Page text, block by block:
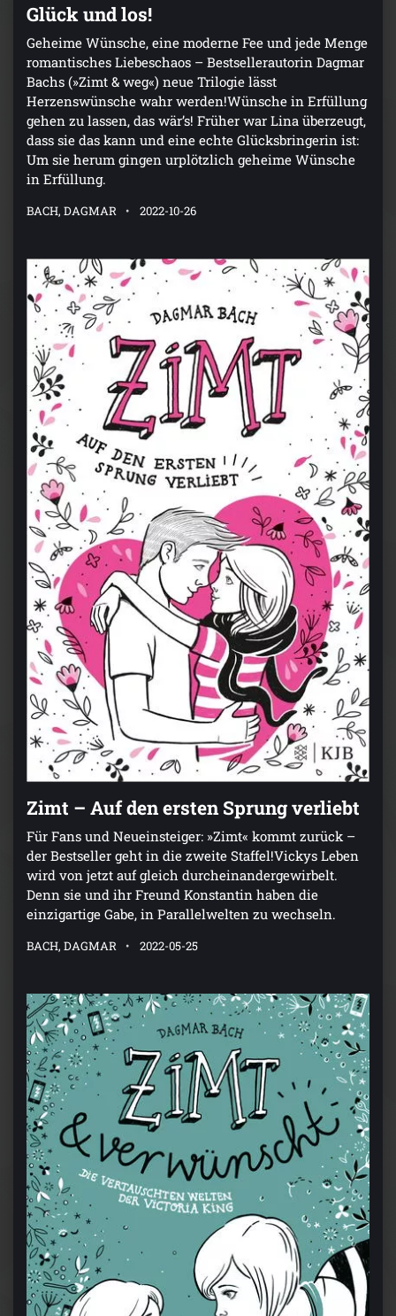
Glück und los!
Geheime Wünsche, eine moderne Fee und jede Menge
romantisches Liebeschaos – Bestsellerautorin Dagmar
Bachs (»Zimt & weg«) neue Trilogie lässt
Herzenswünsche wahr werden!Wünsche in Erfüllung
gehen zu lassen, das wär’s! Früher war Lina überzeugt,
dass sie das kann und eine echte Glücksbringerin ist:
Um sie herum gingen urplötzlich geheime Wünsche
in Erfüllung.
BACH, DAGMAR 2022-10-26
Zimt – Auf den ersten Sprung verliebt
Für Fans und Neueinsteiger: »Zimt« kommt zurück –
der Bestseller geht in die zweite Staffel!Vickys Leben
wird von jetzt auf gleich durcheinandergewirbelt.
Denn sie und ihr Freund Konstantin haben die
einzigartige Gabe, in Parallelwelten zu wechseln.
BACH, DAGMAR 2022-05-25